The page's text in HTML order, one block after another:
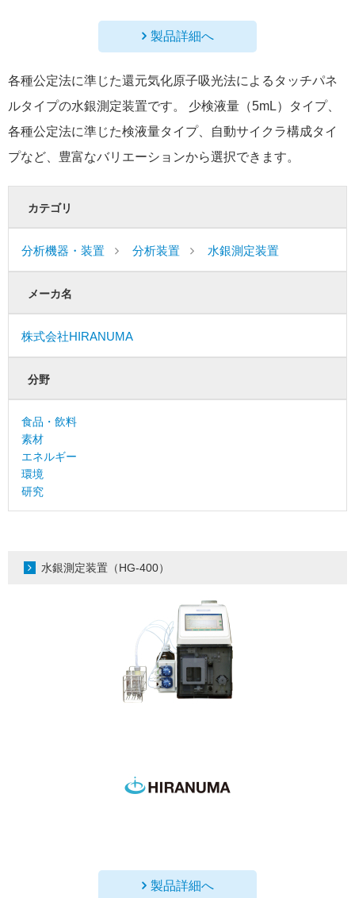
製品詳細へ
各種公定法に準じた還元気化原子吸光法によるタッチパネ
ルタイプの水銀測定装置です。 少検液量（5mL）タイプ、
各種公定法に準じた検液量タイプ、自動サイクラ構成タイ
プなど、豊富なバリエーションから選択できます。
カテゴリ
分析機器・装置 分析装置 水銀測定装置
メーカ名
株式会社HIRANUMA
分野
食品・飲料
素材
エネルギー
環境
研究
水銀測定装置（HG-400）
製品詳細へ